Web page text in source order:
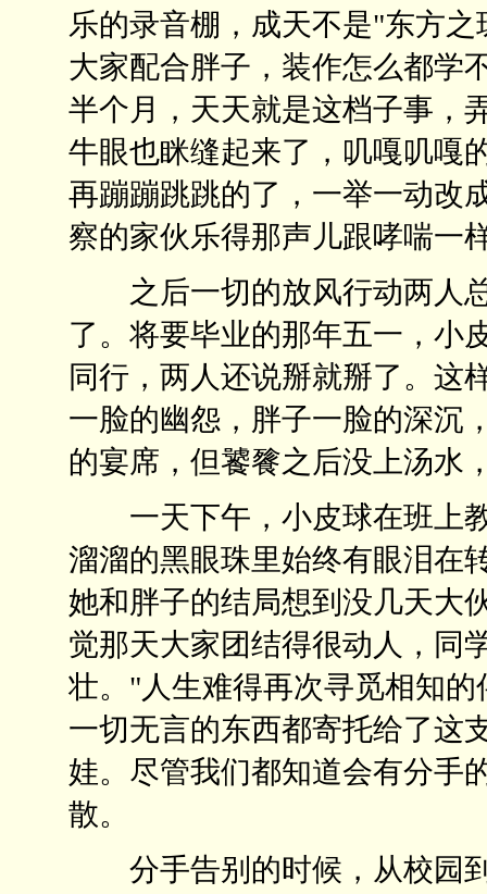
乐的录音棚，成天不是"东方
大家配合胖子，装作怎么都学
半个月，天天就是这档子事，
牛眼也眯缝起来了，叽嘎叽嘎
再蹦蹦跳跳的了，一举一动改
察的家伙乐得那声儿跟哮喘一
之后一切的放风行动两人总
了。将要毕业的那年五一，小
同行，两人还说掰就掰了。这
一脸的幽怨，胖子一脸的深沉
的宴席，但饕餮之后没上汤水
一天下午，小皮球在班上教
溜溜的黑眼珠里始终有眼泪在
她和胖子的结局想到没几天大
觉那天大家团结得很动人，同
壮。"人生难得再次寻觅相知
一切无言的东西都寄托给了这
娃。尽管我们都知道会有分手
散。
分手告别的时候，从校园到